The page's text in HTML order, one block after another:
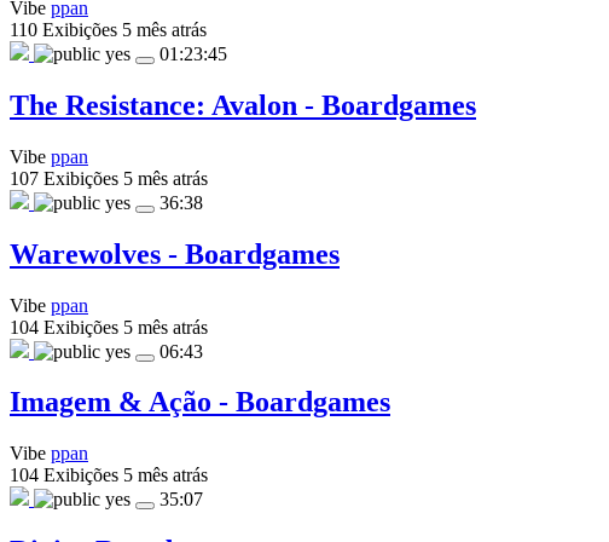
Vibe ppan
110 Exibições 5 mês atrás
yes
01:23:45
The Resistance: Avalon - Boardgames
Vibe ppan
107 Exibições 5 mês atrás
yes
36:38
Warewolves - Boardgames
Vibe ppan
104 Exibições 5 mês atrás
yes
06:43
Imagem & Ação - Boardgames
Vibe ppan
104 Exibições 5 mês atrás
yes
35:07